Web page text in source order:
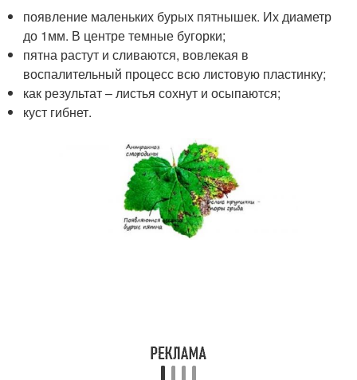
появление маленьких бурых пятнышек. Их диаметр
до 1мм. В центре темные бугорки;
пятна растут и сливаются, вовлекая в
воспалительный процесс всю листовую пластинку;
как результат – листья сохнут и осыпаются;
куст гибнет.